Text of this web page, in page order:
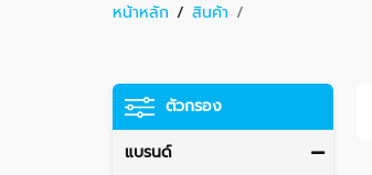
หน้าหลัก / สินค้า /
ตัวกรอง
แบรนด์